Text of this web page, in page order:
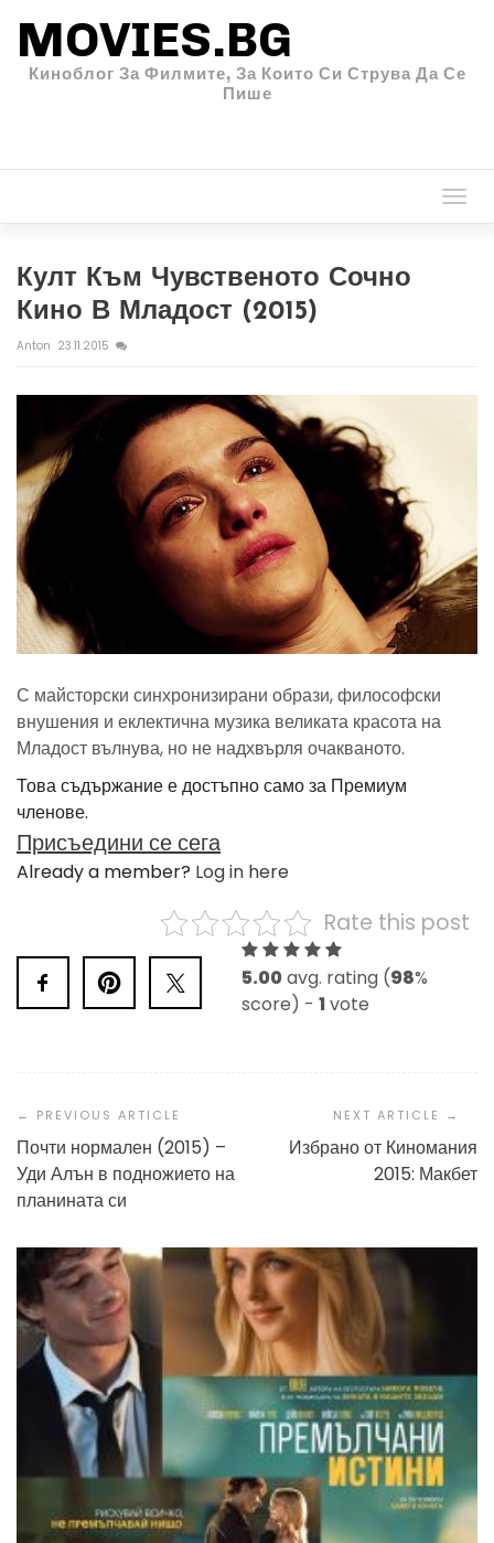
MOVIES.BG
Киноблог За Филмите, За Които Си Струва Да Се
Пише
Култ Към Чувственото Сочно
Кино В Младост (2015)
Anton 23.11.2015
С майсторски синхронизирани образи, философски
внушения и еклектична музика великата красота на
Младост вълнува, но не надхвърля очакваното.
Това съдържание е достъпно само за Премиум
членове.
Присъедини се сега
Already a member? Log in here
Rate this post
5.00avg. rating (98%
score) - 1vote
Navigation
Почти нормален (2015) –
Уди Алън в подножието на
планината си
Избрано от Киномания
2015: Макбет